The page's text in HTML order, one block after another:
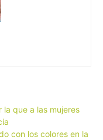
que a las mujeres
con los colores en la